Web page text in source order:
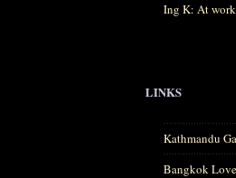
Ing K: At work
LINKS
Kathmandu
Bangkok